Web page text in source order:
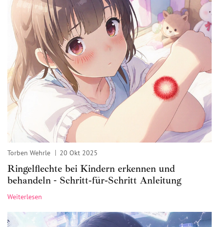
Torben Wehrle 20 Okt 2025
Ringelflechte bei Kindern erkennen und
behandeln - Schritt‑für‑Schritt Anleitung
Weiterlesen